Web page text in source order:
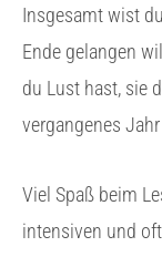
Insgesamt wist
Ende gelangen
du Lust hast, sie
vergangenes
Viel Spaß beim
intensiven und